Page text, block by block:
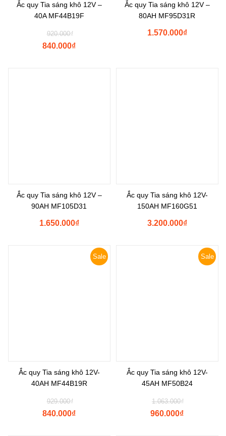
Ắc quy Tia sáng khô 12V –
40A MF44B19F
₫
920.000
price
₫
840.000
Ắc quy Tia sáng khô 12V –
80AH MF95D31R
₫
1.570.000
Ắc quy Tia sáng khô 12V –
90AH MF105D31
₫
1.650.000
Ắc quy Tia sáng khô 12V-
150AH MF160G51
₫
3.200.000
Sale
Ắc quy Tia sáng khô 12V-
40AH MF44B19R
₫
929.000
price
₫
840.000
Sale
Ắc quy Tia sáng khô 12V-
45AH MF50B24
₫
1.063.000
₫
960.000